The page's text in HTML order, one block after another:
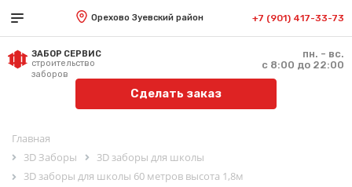
Орехово Зуевский район +7 (901) 417-33-73
ЗАБОР СЕРВИС
строительство
заборов
пн. - вс.
с 8:00 до 22:00
Сделать заказ
Главная
3D Заборы
3D заборы для школы
3D заборы для школы 60 метров высота 1,8м